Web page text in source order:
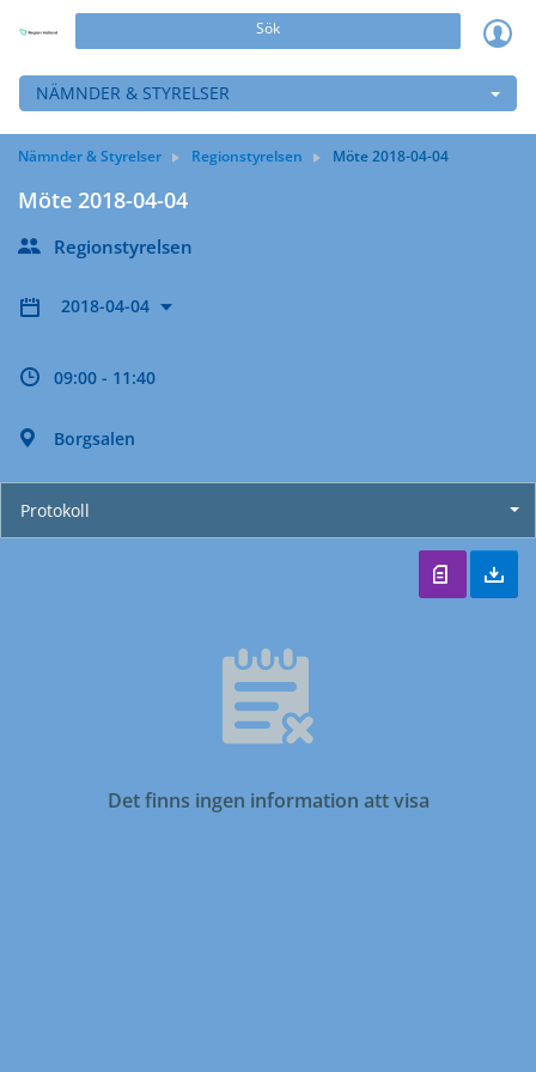
Sök
NÄMNDER & STYRELSER
Nämnder & Styrelser Regionstyrelsen Möte 2018-04-04
Möte 2018-04-04
Regionstyrelsen
2018-04-04
09:00 - 11:40
Borgsalen
Protokoll
Det finns ingen information att visa